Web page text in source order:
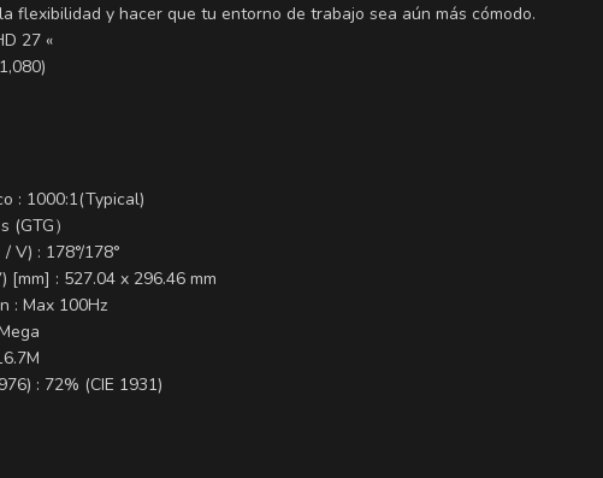
flexibilidad y hacer que tu entorno de trabajo sea aún más cómodo.
27 «
: 1000:1(Typical)
）
V) : 178°/178°
[mm] : 527.04 x 296.46 mm
: Max 100Hz
: 72% (CIE 1931)